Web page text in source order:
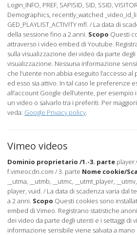
Login_INFO, PREF, SAPISID, SID, SSID,
Demographics, recently_watched
GED_PLAYLIST_ACTIVITY mfl. / La data di
della sessione fino a 2 anni. Scopo Questi
attraverso i video embed di Youtube.
sulla visualizzazione dei video da parte
visualizzazione. Nessuna informazione
che l’utente non abbia eseguito l’accesso
ed esso sia attivo. In tal caso le preferenze
all’account Google dell’utente, per
un video o salvarlo tra i preferiti. Per
veda: Google Privacy policy.
Vimeo videos
Dominio proprietario /1.-3. parte
f.vimeocdn.com / 3. parte Nome cookie/
__utma, __utmb, __utmc, __utmt_player,
player, vuid. / La data di scadenza varia dal
a 2 anni. Scopo Questi cookies sono
embed di Vimeo. Registrano statistiche
dei video da parte degli utenti e i settaggi di
informazione sensibile viene salvata a